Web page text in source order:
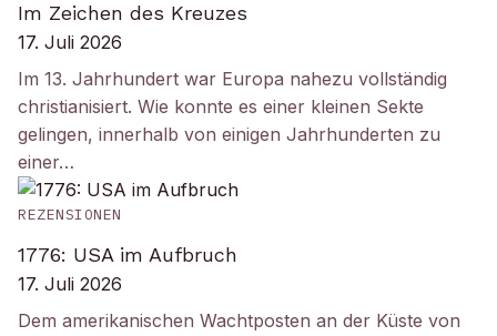
Im Zeichen des Kreuzes
17. Juli 2026
Im 13. Jahrhundert war Europa nahezu vollständig
christianisiert. Wie konnte es einer kleinen Sekte
gelingen, innerhalb von einigen Jahrhunderten zu
einer…
REZENSIONEN
1776: USA im Aufbruch
17. Juli 2026
Dem amerikanischen Wachtposten an der Küste von